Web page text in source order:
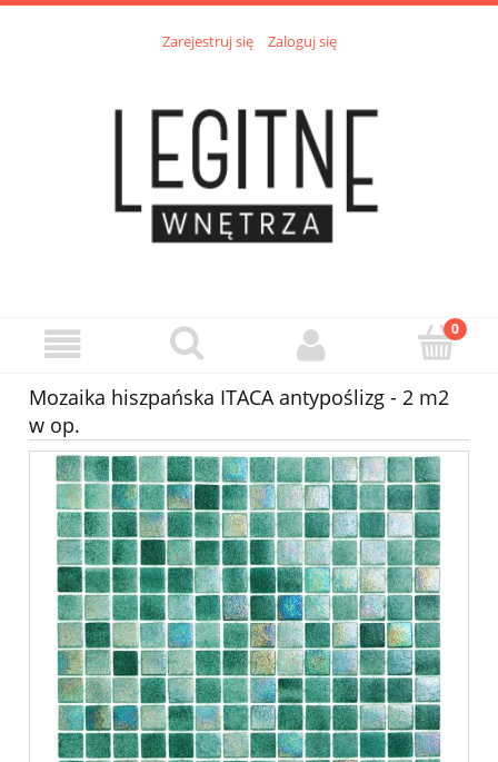
Zarejestruj się Zaloguj się
Mozaika hiszpańska ITACA antypoślizg - 2 m2
w op.